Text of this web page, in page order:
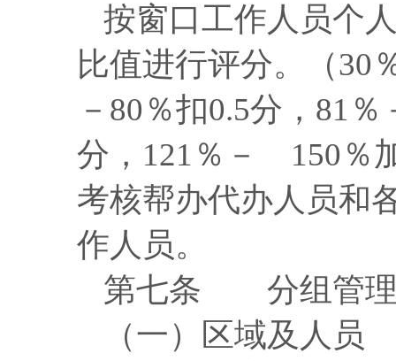
按窗口工作人员个
比值进行评分。
（
－80％扣0.5分，81
分，121％－ 150％
考核帮办代办人员和
作人员。
第七条
分组管
（一）区域及人员